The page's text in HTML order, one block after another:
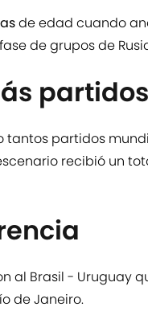
de edad cuando
de grupos de
partidos
partidos
recibió un
al Brasil - Uruguay
de Janeiro.